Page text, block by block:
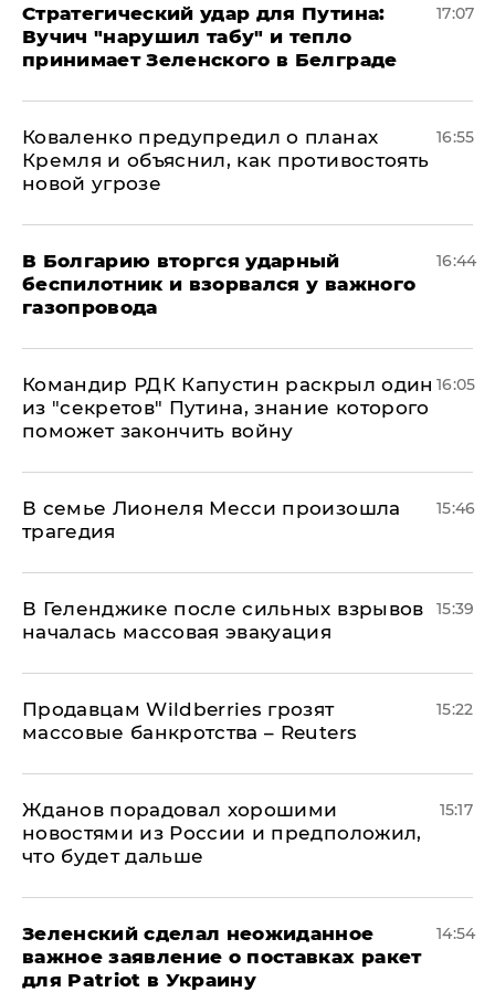
Стратегический удар для Путина:
Вучич "нарушил табу" и тепло
принимает Зеленского в Белграде
17:07
Коваленко предупредил о планах
Кремля и объяснил, как противостоять
новой угрозе
16:55
В Болгарию вторгся ударный
беспилотник и взорвался у важного
газопровода
16:44
Командир РДК Капустин раскрыл один
из "секретов" Путина, знание которого
поможет закончить войну
16:05
В семье Лионеля Месси произошла
трагедия
15:46
В Геленджике после сильных взрывов
началась массовая эвакуация
15:39
Продавцам Wildberries грозят
массовые банкротства – Reuters
15:22
Жданов порадовал хорошими
новостями из России и предположил,
что будет дальше
15:17
Зеленский сделал неожиданное
важное заявление о поставках ракет
для Patriot в Украину
14:54